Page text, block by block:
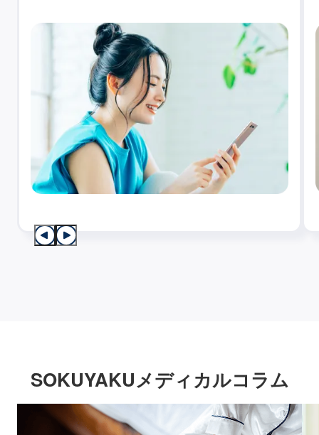
SOKUYAKUメディカルコラム